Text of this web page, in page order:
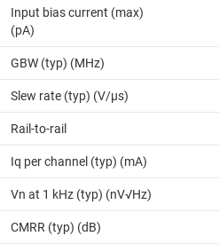
Input bias current (max)
(pA)
GBW (typ) (MHz)
Slew rate (typ) (V/µs)
Rail-to-rail
Iq per channel (typ) (mA)
Vn at 1 kHz (typ) (nV√Hz)
CMRR (typ) (dB)